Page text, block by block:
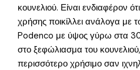
κουνελιού. Είναι ενδιαφέρον
χρήσης ποικίλλει ανάλογα με
Podenco με ύψος γύρω στα 30
στο ξεφώλιασμα του
περισσότερο χρήσιμο σαν